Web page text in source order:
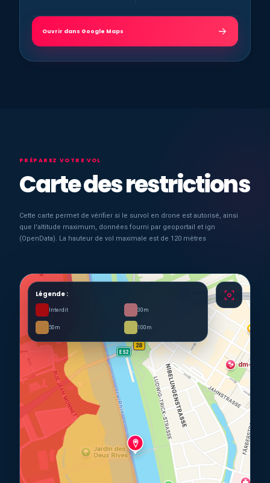
Ouvrir dans Google Maps
PRÉPAREZ VOTRE VOL
Carte des restrictions
Cette carte permet de vérifier si le survol en drone est autorisé, ainsi
que l'altitude maximum, données fourni par geoportail et ign
(OpenData). La hauteur de vol maximale est de 120 mètres
Légende :
Interdit 30m
50m 100m